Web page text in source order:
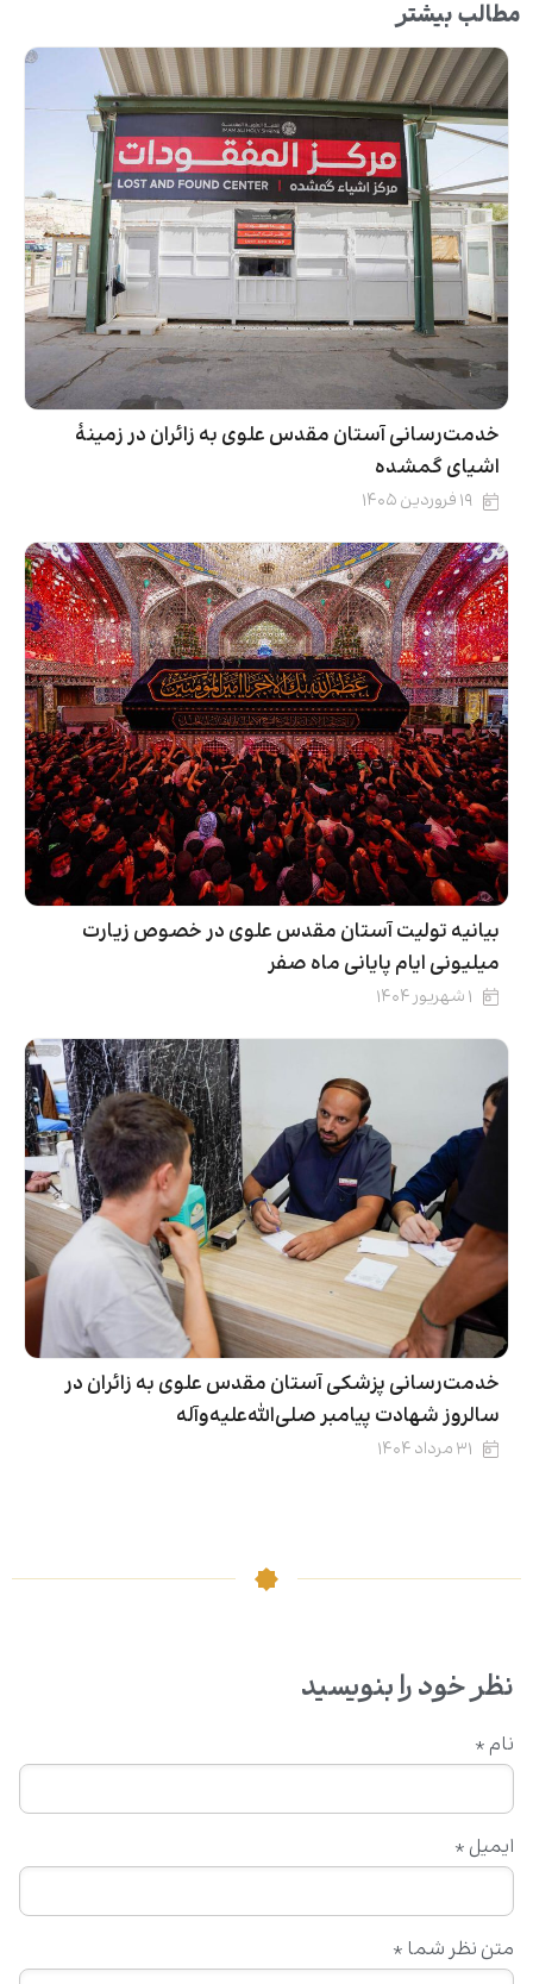
مطالب بیشتر
خدمت‌رسانی آستان مقدس علوی به زائران در زمینۀ
اشیای گمشده
۱۹ فروردین ۱۴۰۵
بیانیه تولیت آستان مقدس علوی در خصوص زیارت
میلیونی ایام پایانی ماه صفر
۱ شهریور ۱۴۰۴
خدمت‌رسانی پزشکی آستان مقدس علوی به زائران در
سالروز شهادت پیامبر صلی‌الله‌علیه‌وآله
۳۱ مرداد ۱۴۰۴
نظر خود را بنویسید
متن نظر شما *
نام *
ایمیل *